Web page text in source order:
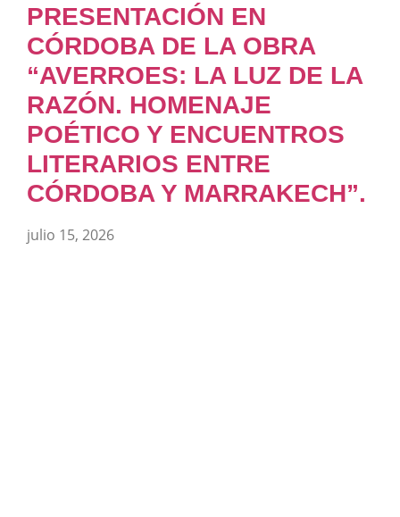
PRESENTACIÓN EN
CÓRDOBA DE LA OBRA
“AVERROES: LA LUZ DE LA
RAZÓN. HOMENAJE
POÉTICO Y ENCUENTROS
LITERARIOS ENTRE
CÓRDOBA Y MARRAKECH”.
julio 15, 2026